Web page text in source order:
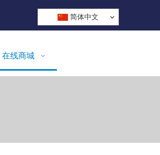
简体中文
在线商城